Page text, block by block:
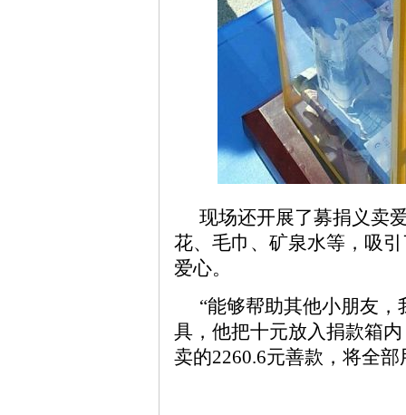
现场还开展了募捐义卖
花、毛巾、矿泉水等，吸
爱心。
“能够帮助其他小朋友
具，他把十元放入捐款箱
卖的2260.6元善款，将全